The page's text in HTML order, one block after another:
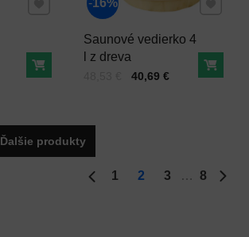
Do košíka
Saunové vedierko 4
l z dreva
Cena s DPH40,69 €
Pred zľavou: Do
16%
Ďalšie produkty
1 2 3
8